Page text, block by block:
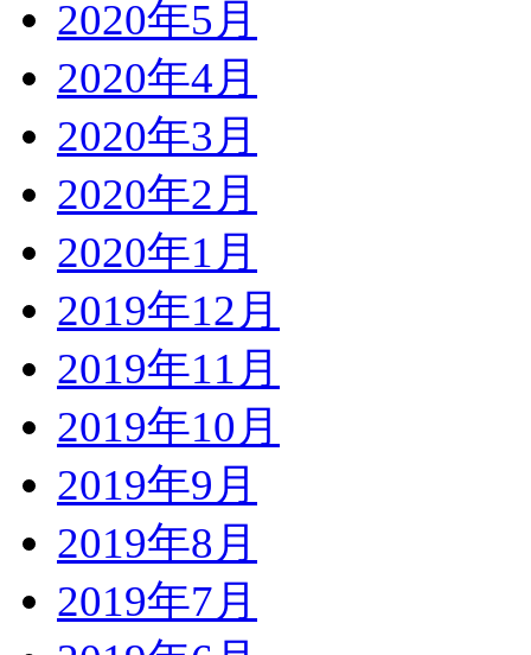
2020年5月
2020年4月
2020年3月
2020年2月
2020年1月
2019年12月
2019年11月
2019年10月
2019年9月
2019年8月
2019年7月